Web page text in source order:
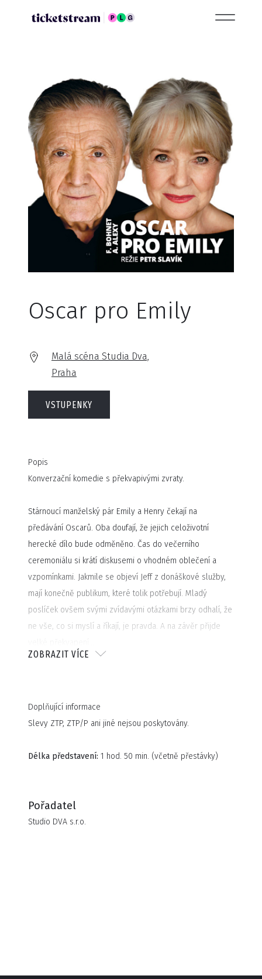
Oscar pro Emily
Malá scéna Studia Dva,
Praha
VSTUPENKY
Popis
Konverzační komedie s překvapivými zvraty.
Stárnoucí manželský pár Emily a Henry čekají na
předávání Oscarů. Oba doufají, že jejich celoživotní
herecké dílo bude odměněno. Čas do večerního
ceremoniálu si krátí diskusemi o vhodném oblečení a
vzpomínkami. Jakmile se objeví Jeff z donáškové služby,
mají konečně publikum, které tolik potřebují. Mladý
poslíček ovšem svými zvídavými otázkami brzy odhalí, že
ne vše, co si myslí a říkají, je pravda. A na závěr přijde
ZOBRAZIT VÍCE
Doplňující informace
Slevy ZTP, ZTP/P ani jiné nejsou poskytovány.
Délka představení: 1 hod. 50 min. (včetně přestávky)
Pořadatel
Studio DVA s.r.o.